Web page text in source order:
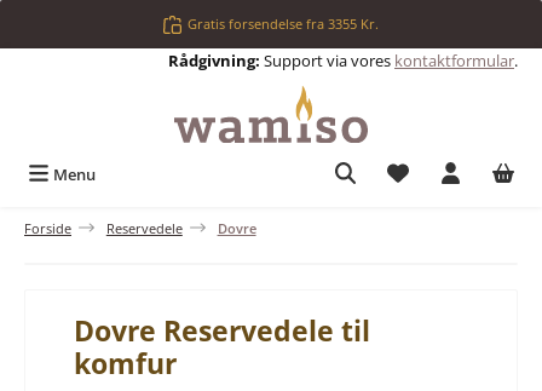
Gratis forsendelse fra 3355 Kr.
Rådgivning: Support via vores kontaktformular.
Menu Du har 0
Forside Reservedele Dovre
Dovre Reservedele til
komfur